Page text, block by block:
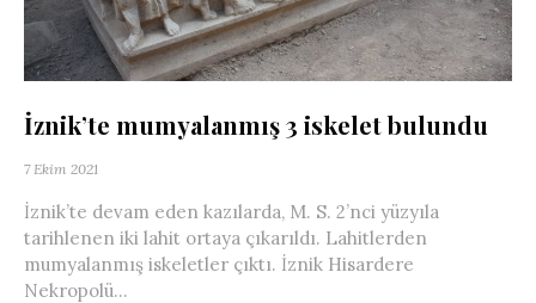
İznik’te mumyalanmış 3 iskelet bulundu
7 Ekim 2021
İznik’te devam eden kazılarda, M. S. 2’nci yüzyıla
tarihlenen iki lahit ortaya çıkarıldı. Lahitlerden
mumyalanmış iskeletler çıktı. İznik Hisardere
Nekropolü...